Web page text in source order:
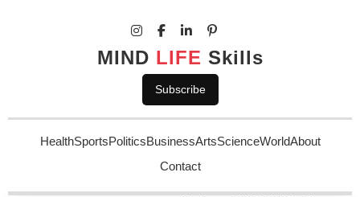
MIND LIFE Skills
Subscribe
HealthSportsPoliticsBusinessArtsScienceWorldAbout
Contact